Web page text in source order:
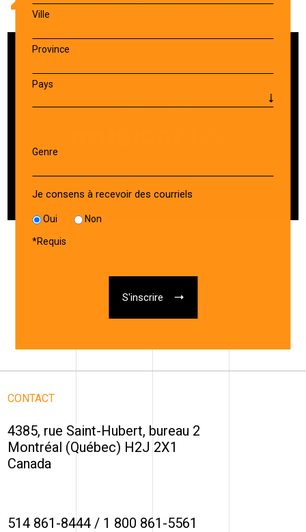
AccueilProjet accepté - AJU – Flynn Pierre – 2025-2026
CONTACT
4385, rue Saint-Hubert, bureau 2
Montréal (Québec) H2J 2X1
Canada
514 861-8444 / 1 800 861-5561
Ville
Province
Pays
Genre
Je consens à recevoir des courriels
Oui Non
*Requis